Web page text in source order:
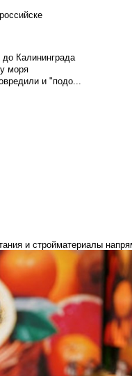
Калининграда
моря
и "подо...
и стройматериалы